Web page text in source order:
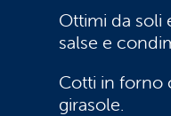
Ottimi da soli
salse e
Cotti in forno
girasole.